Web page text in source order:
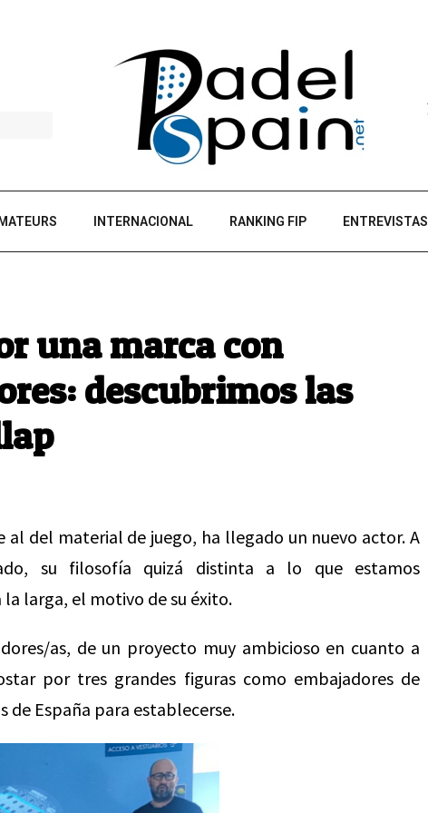
INTERNACIONAL RANKING FIP ENTREVISTAS
una marca con
descubrimos las
del material de juego, ha llegado un nuevo actor. A
su filosofía quizá distinta a lo que estamos
la larga, el motivo de su éxito.
as, de un proyecto muy ambicioso en cuanto a
por tres grandes figuras como embajadores de
de España para establecerse.